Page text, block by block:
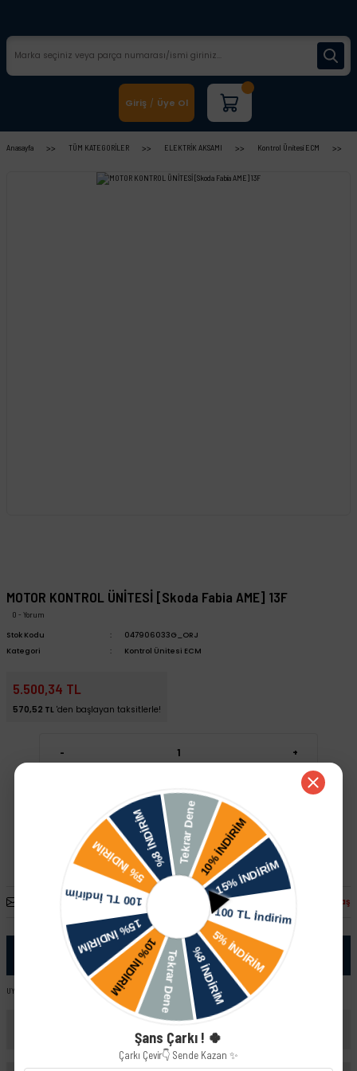
Giriş / Üye Ol
Anasayfa TÜM KATEGORİLER ELEKTRİK AKSAMI Kontrol Ünitesi ECM
MOTOR KONTROL ÜNİTESİ [Skoda Fabia AME] 13F
0 - Yorum
Stok Kodu
047906033G_ORJ
Kategori
Kontrol Ünitesi ECM
5.500,34 TL
570,52 TL 'den başlayan taksitlerle!
- +
Sepete Ekle Hızlı Satın Al
Arkadaşına Öner Fiyatı Düşünce Haber Ver Paylaş
UYUMLU ARAÇ VE MOTOR TIPLERI: Skoda Fabia - I ( 6Y )
Şans Çarkı ! 🍀
Çarkı Çevir👇 Sende Kazan ✨